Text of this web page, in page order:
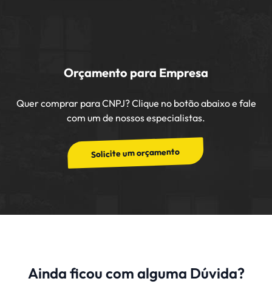
Orçamento para Empresa
Quer comprar para CNPJ? Clique no botão abaixo e fale
com um de nossos especialistas.
Solicite um orçamento
Ainda ficou com alguma Dúvida?